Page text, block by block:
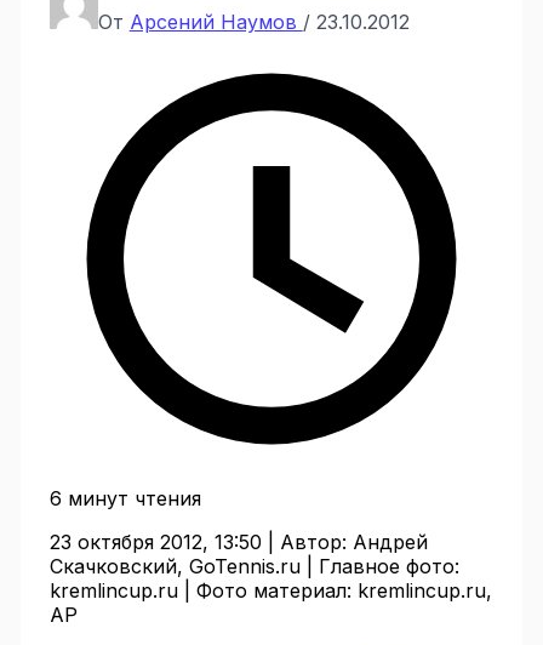
От Арсений Наумов / 23.10.2012
6 минут чтения
23 октября 2012, 13:50 | Автор: Андрей
Скачковский, GoTennis.ru | Главное фото:
kremlincup.ru | Фото материал: kremlincup.ru,
AP